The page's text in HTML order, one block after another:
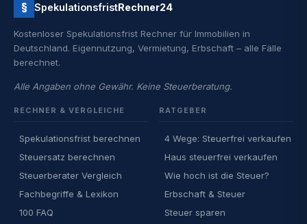
§ SpekulationsfristRechner24
Kostenloser Spekulationsfrist Rechner für Immobilien in
Deutschland. Eigennutzung, Vermietung, Erbschaft – alle Fälle
berechnet.
Alle Angaben ohne Gewähr. Keine Steuerberatung.
RECHNER & VERGLEICHE
Spekulationsfrist berechnen
Steuersatz berechnen
Steuerberater Vergleich
Fachbegriffe & Lexikon
100 FAQ
RATGEBER
4 Wege: Steuerfrei verkaufen
Haus steuerfrei verkaufen
Wie hoch ist die Steuer?
Erbschaft & Steuer
Steuer sparen